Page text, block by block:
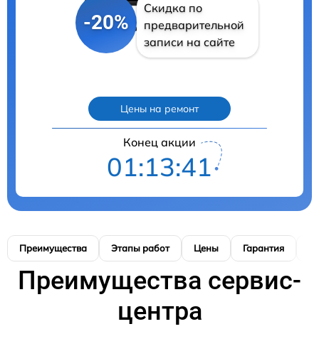
-20%
Скидка по
предварительной
записи на сайте
Цены на ремонт
Конец акции
01:13:40
Преимущества Этапы работ Цены Гарантия
Преимущества сервис-
центра